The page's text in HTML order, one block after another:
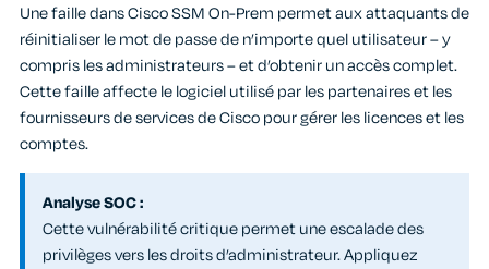
Une faille dans Cisco SSM On-Prem permet aux attaquants de
réinitialiser le mot de passe de n’importe quel utilisateur – y
compris les administrateurs – et d’obtenir un accès complet.
Cette faille affecte le logiciel utilisé par les partenaires et les
fournisseurs de services de Cisco pour gérer les licences et les
comptes.
Analyse SOC :
Cette vulnérabilité critique permet une escalade des
privilèges vers les droits d’administrateur. Appliquez